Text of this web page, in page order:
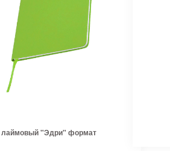
лаймовый "Эдри" формат